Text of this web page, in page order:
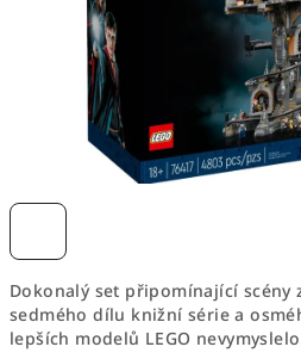
Dokonalý set připomínající scény
sedmého dílu knižní série a
lepších modelů LEGO